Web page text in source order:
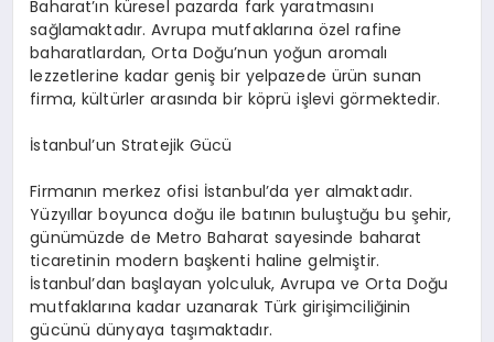
Baharat’ın küresel pazarda fark yaratmasını
sağlamaktadır. Avrupa mutfaklarına özel rafine
baharatlardan, Orta Doğu’nun yoğun aromalı
lezzetlerine kadar geniş bir yelpazede ürün sunan
firma, kültürler arasında bir köprü işlevi görmektedir.
İstanbul’un Stratejik Gücü
Firmanın merkez ofisi İstanbul’da yer almaktadır.
Yüzyıllar boyunca doğu ile batının buluştuğu bu şehir,
günümüzde de Metro Baharat sayesinde baharat
ticaretinin modern başkenti haline gelmiştir.
İstanbul’dan başlayan yolculuk, Avrupa ve Orta Doğu
mutfaklarına kadar uzanarak Türk girişimciliğinin
gücünü dünyaya taşımaktadır.